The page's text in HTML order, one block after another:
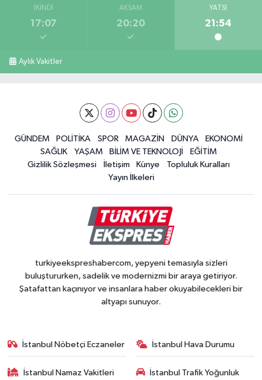
İKINDI
17:07
AKŞAM
20:20
YATSI
21:54
Aylık Vakitler
GÜNDEM POLİTİKA SPOR MAGAZİN DÜNYA
EKONOMİ
SAĞLIK
YAŞAM BİLİM VE TEKNOLOJİ
EĞİTİM
Gizlilik Sözleşmesi
İletişim Künye
Topluluk Kuralları
Yayın İlkeleri
turkiyeekspreshabercom, yepyeni temasıyla sizleri
buluştururken, sadelik ve modernizmi bir araya getiriyor.
Şatafattan kaçınıyor ve insanlara haber okuyabilecekleri bir
altyapı sunuyor.
İstanbul Nöbetçi Eczaneler İstanbul Hava Durumu
İstanbul Namaz Vakitleri İstanbul Trafik Yoğunluk